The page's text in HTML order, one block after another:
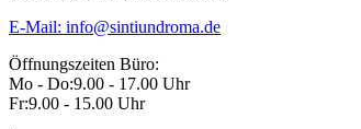
E-Mail: info@sintiundroma.de
Öffnungszeiten Büro:
Mo - Do:9.00 - 17.00 Uhr
Fr:9.00 - 15.00 Uhr